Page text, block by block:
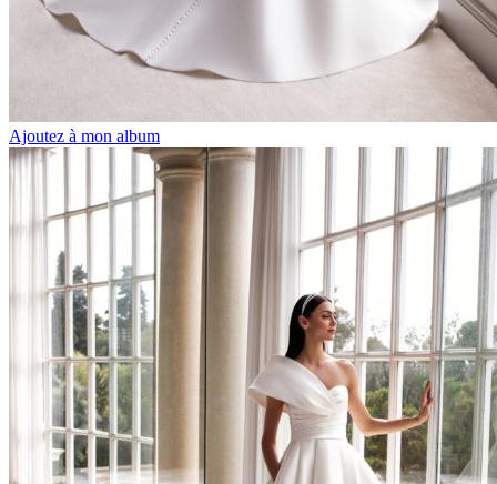
Ajoutez à mon album